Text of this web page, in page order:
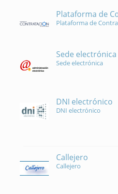
Plataforma de
Plataforma de
Sede electrónica
Sede electrónica
DNI electrónico
DNI electrónico
Callejero
Callejero